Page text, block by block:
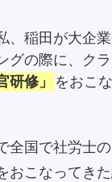
、稲田が大企
グの際に、ク
研修」
をおこ
全国で社労士
おこなってきた